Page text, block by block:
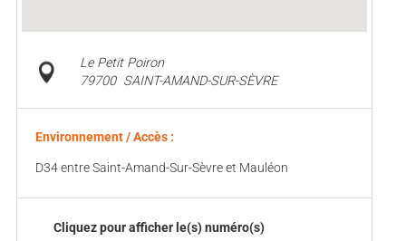
Le Petit Poiron
79700 SAINT-AMAND-SUR-SÈVRE
Environnement / Accès :
D34 entre Saint-Amand-Sur-Sèvre et Mauléon
Cliquez pour afficher le(s) numéro(s)